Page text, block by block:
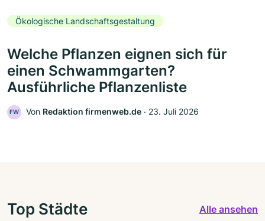
Ökologische Landschaftsgestaltung
Welche Pflanzen eignen sich für
einen Schwammgarten?
Ausführliche Pflanzenliste
FW Von Redaktion firmenweb.de ‧ 23. Juli 2026
Top Städte Alle ansehen